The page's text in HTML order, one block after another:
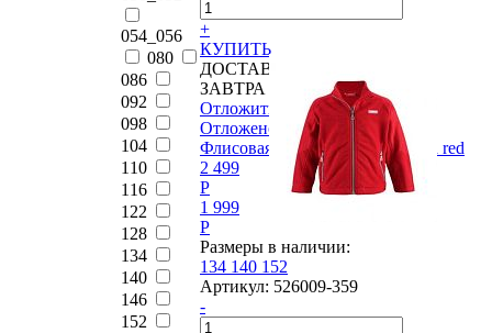
054_056
080
086
092
098
104
110
116
122
128
134
140
146
152
+
КУПИТЬ
ДОСТАВИМ
ЗАВТРА
Отложить
Отложено
Флисовая куртка Reima®, Waka red
2 499
P
1 999
P
Размеры в наличии:
134 140 152
Артикул: 526009-359
-